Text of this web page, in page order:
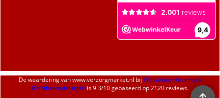
www.verzorgmarket.nl
Webwinkel Keurmerk